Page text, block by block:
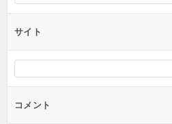
サイト
コメント